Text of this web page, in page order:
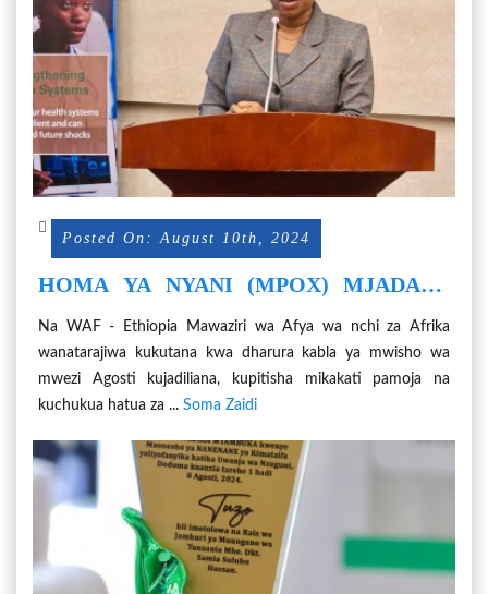
Posted On: August 10th, 2024
HOMA YA NYANI (MPOX) MJADALA
AFYA AFRIKA
Na WAF - Ethiopia Mawaziri wa Afya wa nchi za Afrika
wanatarajiwa kukutana kwa dharura kabla ya mwisho wa
mwezi Agosti kujadiliana, kupitisha mikakati pamoja na
kuchukua hatua za ... Soma Zaidi